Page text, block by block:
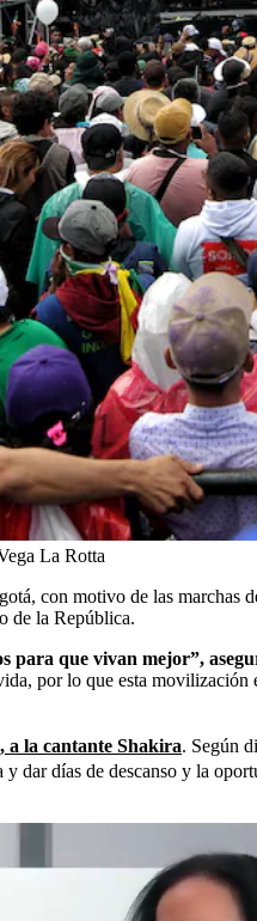
La Rotta
con motivo de las
de la República.
para que vivan mejor”,
por lo que esta
a la cantante Shakira. Según
dar días de descanso y la